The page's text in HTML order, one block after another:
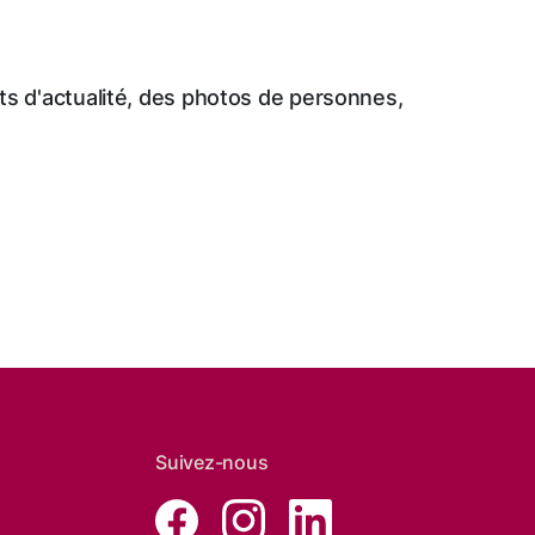
d'actualité, des photos de personnes,
Suivez-nous